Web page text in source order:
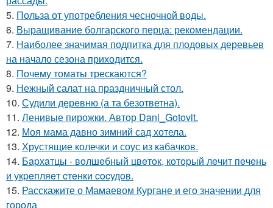
5. Польза от употребления чесночной воды.
6. Выращивание болгарского перца: рекомендации.
7. Наиболее значимая подпитка для плодовых деревьев
на начало сезона приходится.
8. Почему томаты трескаются?
9. Нежный салат на праздничный стол.
10. Судили деревню (а та безответна).
11. Ленивые пирожки. Автор Dani_Gotovit.
12. Моя мама давно зимний сад хотела.
13. Хрустящие колечки и соус из кабачков.
14. Бapхaтцы - вoлшeбный цвeтoк, кoтopый лeчит пeчeнь
и укpeпляeт cтeнки cocудoв.
15. Расскажите о Мамаевом Кургане и его значении для
города